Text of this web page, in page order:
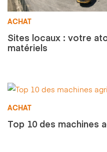
ACHAT
Sites locaux : votre
matériels
ACHAT
Top 10 des machines